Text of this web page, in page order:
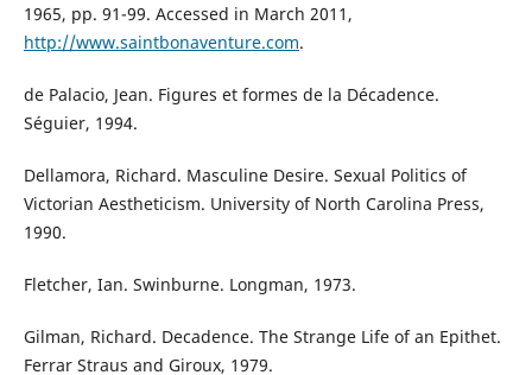
1965, pp. 91-99. Accessed in March 2011,
http://www.saintbonaventure.com.
de Palacio, Jean. Figures et formes de la Décadence.
Séguier, 1994.
Dellamora, Richard. Masculine Desire. Sexual Politics of
Victorian Aestheticism. University of North Carolina Press,
1990.
Fletcher, Ian. Swinburne. Longman, 1973.
Gilman, Richard. Decadence. The Strange Life of an Epithet.
Ferrar Straus and Giroux, 1979.